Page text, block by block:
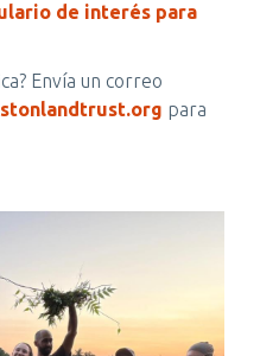
de interés para
Envía un correo
para